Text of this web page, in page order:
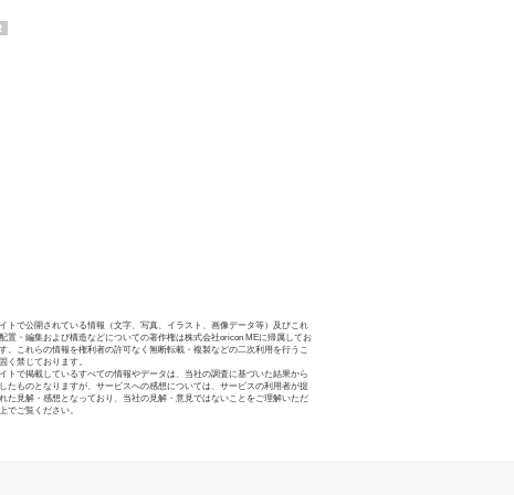
トで公開されている情報（文字、写真、イラスト、画像データ等）及びこれ
置・編集および構造などについての著作権は株式会社oricon MEに帰属してお
。これらの情報を権利者の許可なく無断転載・複製などの二次利用を行うこ
く禁じております。
トで掲載しているすべての情報やデータは、当社の調査に基づいた結果から
たものとなりますが、サービスへの感想については、サービスの利用者が提
た見解・感想となっており、当社の見解・意見ではないことをご理解いただ
でご覧ください。